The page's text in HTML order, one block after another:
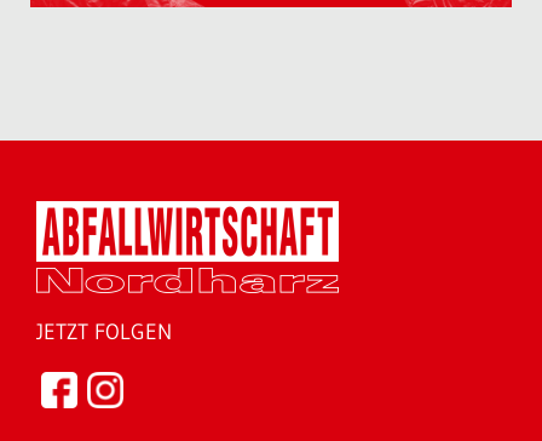
JETZT FOLGEN